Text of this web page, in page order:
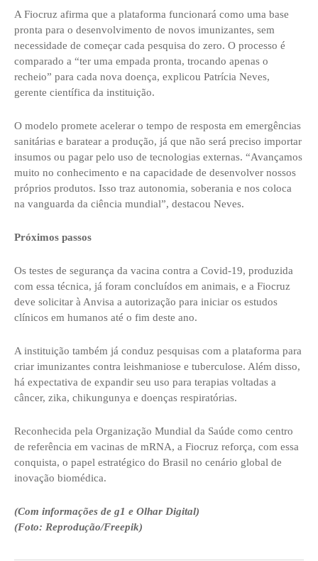
A Fiocruz afirma que a plataforma funcionará como uma base
pronta para o desenvolvimento de novos imunizantes, sem
necessidade de começar cada pesquisa do zero. O processo é
comparado a “ter uma empada pronta, trocando apenas o
recheio” para cada nova doença, explicou Patrícia Neves,
gerente científica da instituição.
O modelo promete acelerar o tempo de resposta em emergências
sanitárias e baratear a produção, já que não será preciso importar
insumos ou pagar pelo uso de tecnologias externas. “Avançamos
muito no conhecimento e na capacidade de desenvolver nossos
próprios produtos. Isso traz autonomia, soberania e nos coloca
na vanguarda da ciência mundial”, destacou Neves.
Próximos passos
Os testes de segurança da vacina contra a Covid-19, produzida
com essa técnica, já foram concluídos em animais, e a Fiocruz
deve solicitar à Anvisa a autorização para iniciar os estudos
clínicos em humanos até o fim deste ano.
A instituição também já conduz pesquisas com a plataforma para
criar imunizantes contra leishmaniose e tuberculose. Além disso,
há expectativa de expandir seu uso para terapias voltadas a
câncer, zika, chikungunya e doenças respiratórias.
Reconhecida pela Organização Mundial da Saúde como centro
de referência em vacinas de mRNA, a Fiocruz reforça, com essa
conquista, o papel estratégico do Brasil no cenário global de
inovação biomédica.
(Com informações de g1 e Olhar Digital)
(Foto: Reprodução/Freepik)